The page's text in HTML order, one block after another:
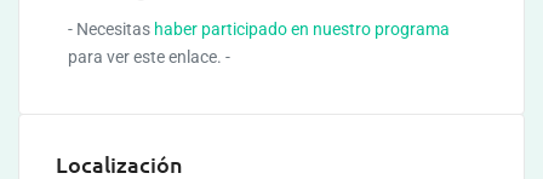
- Necesitas haber participado en nuestro programa
para ver este enlace. -
Localización